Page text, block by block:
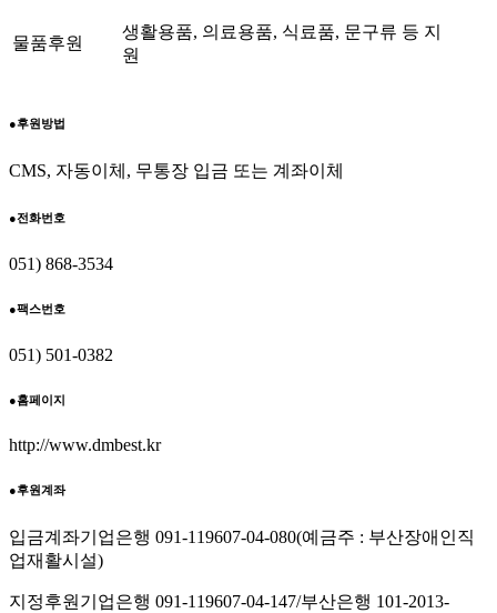
물품후원
생활용품, 의료용품, 식료품, 문구류 등 지
원
●후원방법
CMS, 자동이체, 무통장 입금 또는 계좌이체
●전화번호
051) 868-3534
●팩스번호
051) 501-0382
●홈페이지
http://www.dmbest.kr
●후원계좌
입금계좌기업은행 091-119607-04-080(예금주 : 부산장애인직
업재활시설)
지정후원기업은행 091-119607-04-147/부산은행 101-2013-